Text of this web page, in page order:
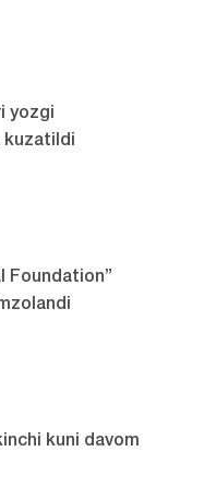
yozgi
Foundation”
kuni davom